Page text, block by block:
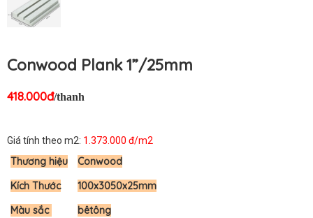
Conwood Plank 1”/25mm
418.000đ/thanh
Giá tính theo m2: 1.373.000 đ/m2
Thương hiệu
Conwood
Kích Thước
100x3050x25mm
Màu sắc
bêtông